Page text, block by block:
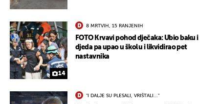
14
8 MRTVIH, 15 RANJENIH
FOTO Krvavi pohod dječaka: Ubio baku i
djeda pa upao u školu i likvidirao pet
nastavnika
"I DALJE SU PLESALI, VRIŠTALI..."